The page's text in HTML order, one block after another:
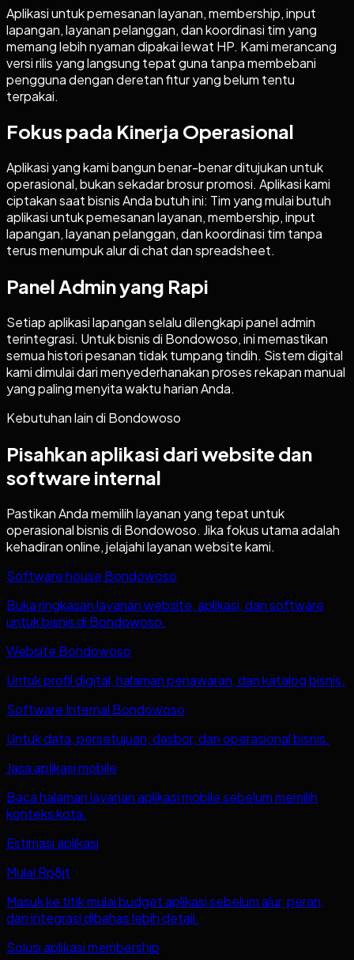
Aplikasi untuk pemesanan layanan, membership, input
lapangan, layanan pelanggan, dan koordinasi tim yang
memang lebih nyaman dipakai lewat HP. Kami merancang
versi rilis yang langsung tepat guna tanpa membebani
pengguna dengan deretan fitur yang belum tentu
terpakai.
Fokus pada Kinerja Operasional
Aplikasi yang kami bangun benar-benar ditujukan untuk
operasional, bukan sekadar brosur promosi. Aplikasi kami
ciptakan saat bisnis Anda butuh ini: Tim yang mulai butuh
aplikasi untuk pemesanan layanan, membership, input
lapangan, layanan pelanggan, dan koordinasi tim tanpa
terus menumpuk alur di chat dan spreadsheet.
Panel Admin yang Rapi
Setiap aplikasi lapangan selalu dilengkapi panel admin
terintegrasi. Untuk bisnis di Bondowoso, ini memastikan
semua histori pesanan tidak tumpang tindih. Sistem digital
kami dimulai dari menyederhanakan proses rekapan manual
yang paling menyita waktu harian Anda.
Kebutuhan lain di Bondowoso
Pisahkan aplikasi dari website dan
software internal
Pastikan Anda memilih layanan yang tepat untuk
operasional bisnis di Bondowoso. Jika fokus utama adalah
kehadiran online, jelajahi layanan website kami.
Software house Bondowoso
Buka ringkasan layanan website, aplikasi, dan software
untuk bisnis di Bondowoso.
Website Bondowoso
Untuk profil digital, halaman penawaran, dan katalog bisnis.
Software Internal Bondowoso
Untuk data, persetujuan, dasbor, dan operasional bisnis.
Jasa aplikasi mobile
Baca halaman layanan aplikasi mobile sebelum memilih
konteks kota.
Estimasi aplikasi
Mulai Rp8jt
Masuk ke titik mulai budget aplikasi sebelum alur, peran,
dan integrasi dibahas lebih detail.
Solusi aplikasi membership